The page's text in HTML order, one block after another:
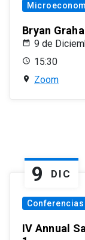
Bryan
9 de
15:30
Zoom
9 DIC
Conferencias
IV Annual